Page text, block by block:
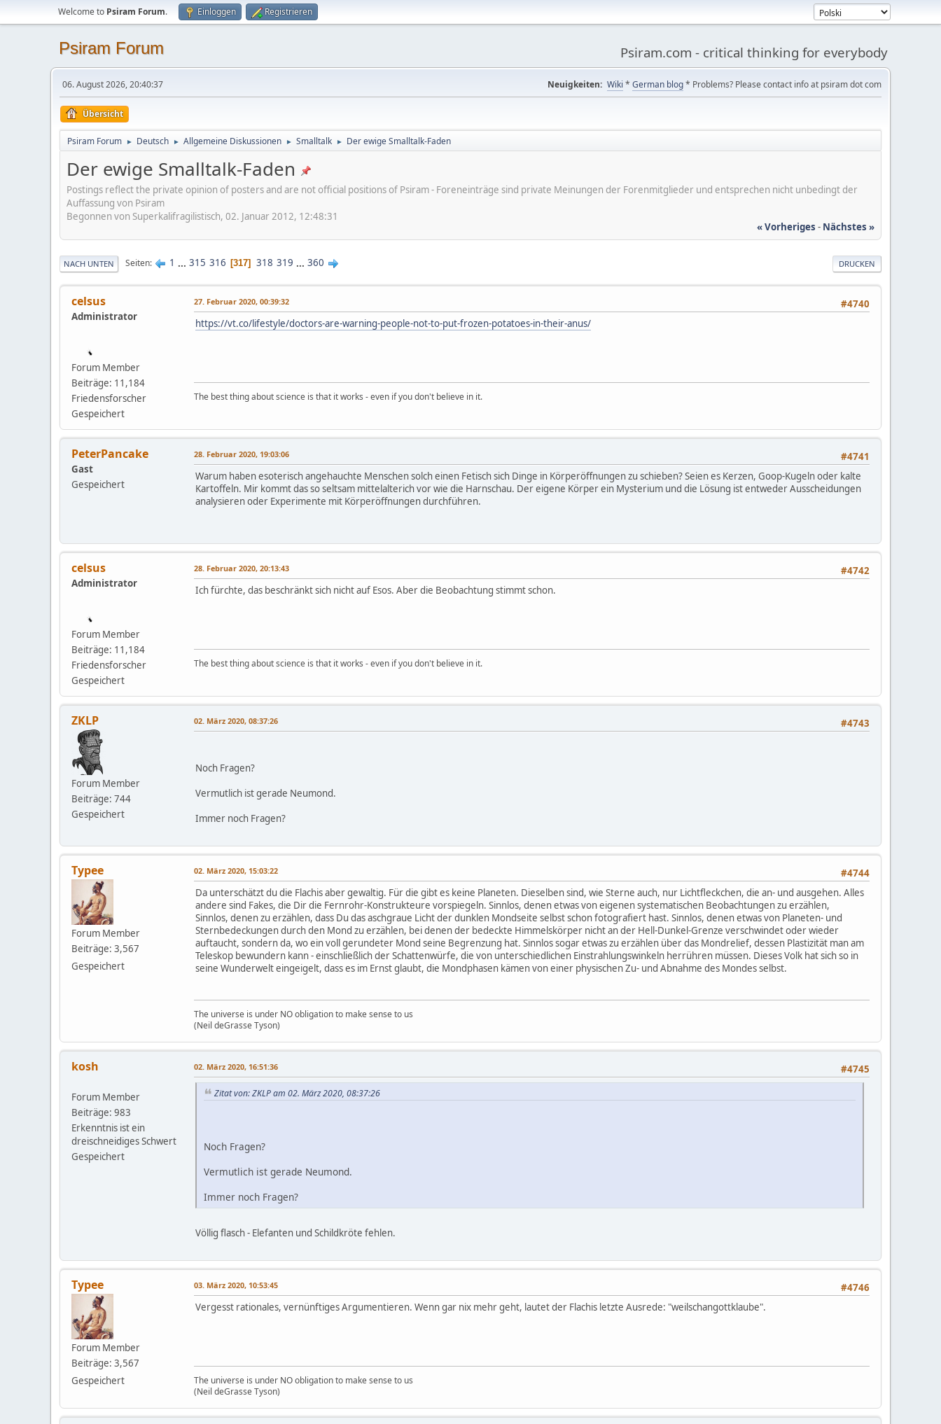
Welcome to Psiram Forum. Einloggen Registrieren
Psiram Forum Psiram.com - critical thinking for everybody
06. August 2026, 20:40:37 Neuigkeiten: Wiki * German blog* Problems? Please contact info at psiram dot com
Übersicht
Psiram Forum ► Deutsch ► Allgemeine Diskussionen ► Smalltalk ► Der ewige Smalltalk-Faden
Der ewige Smalltalk-Faden
Postings reflect the private opinion of posters and are not official positions of Psiram - Foreneinträge sind private Meinungen der Forenmitglieder und entsprechen nicht unbedingt der
Auffassung von Psiram
Begonnen von Superkalifragilistisch, 02. Januar 2012, 12:48:31
« Vorheriges - Nächstes »
DRUCKEN
NACH UNTEN Seiten 1 ... 315 316 317 318 319 ... 360
celsus
Administrator
Forum Member
Beiträge: 11,184
Friedensforscher
Gespeichert
#4740
27. Februar 2020, 00:39:32
https://vt.co/lifestyle/doctors-are-warning-people-not-to-put-frozen-potatoes-in-their-anus/
The best thing about science is that it works - even if you don't believe in it.
PeterPancake
Gast
Gespeichert
#4741
28. Februar 2020, 19:03:06
Warum haben esoterisch angehauchte Menschen solch einen Fetisch sich Dinge in Körperöffnungen zu schieben? Seien es Kerzen, Goop-Kugeln oder kalte
Kartoffeln. Mir kommt das so seltsam mittelalterich vor wie die Harnschau. Der eigene Körper ein Mysterium und die Lösung ist entweder Ausscheidungen
analysieren oder Experimente mit Körperöffnungen durchführen.
celsus
Administrator
Forum Member
Beiträge: 11,184
Friedensforscher
Gespeichert
#4742
28. Februar 2020, 20:13:43
Ich fürchte, das beschränkt sich nicht auf Esos. Aber die Beobachtung stimmt schon.
The best thing about science is that it works - even if you don't believe in it.
ZKLP
Forum Member
Beiträge: 744
Gespeichert
#4743
02. März 2020, 08:37:26
Noch Fragen?
Vermutlich ist gerade Neumond.
Immer noch Fragen?
Typee
Forum Member
Beiträge: 3,567
Gespeichert
#4744
02. März 2020, 15:03:22
Da unterschätzt du die Flachis aber gewaltig. Für die gibt es keine Planeten. Dieselben sind, wie Sterne auch, nur Lichtfleckchen, die an- und ausgehen. Alles
andere sind Fakes, die Dir die Fernrohr-Konstrukteure vorspiegeln. Sinnlos, denen etwas von eigenen systematischen Beobachtungen zu erzählen,
Sinnlos, denen zu erzählen, dass Du das aschgraue Licht der dunklen Mondseite selbst schon fotografiert hast. Sinnlos, denen etwas von Planeten- und
Sternbedeckungen durch den Mond zu erzählen, bei denen der bedeckte Himmelskörper nicht an der Hell-Dunkel-Grenze verschwindet oder wieder
auftaucht, sondern da, wo ein voll gerundeter Mond seine Begrenzung hat. Sinnlos sogar etwas zu erzählen über das Mondrelief, dessen Plastizität man am
Teleskop bewundern kann - einschließlich der Schattenwürfe, die von unterschiedlichen Einstrahlungswinkeln herrühren müssen. Dieses Volk hat sich so in
seine Wunderwelt eingeigelt, dass es im Ernst glaubt, die Mondphasen kämen von einer physischen Zu- und Abnahme des Mondes selbst.
The universe is under NO obligation to make sense to us
(Neil deGrasse Tyson)
kosh
Forum Member
Beiträge: 983
Erkenntnis ist ein
dreischneidiges Schwert
Gespeichert
#4745
02. März 2020, 16:51:36
Zitat von: ZKLP am 02. März 2020, 08:37:26
Noch Fragen?
Vermutlich ist gerade Neumond.
Immer noch Fragen?
Völlig flasch - Elefanten und Schildkröte fehlen.
Typee
Forum Member
Beiträge: 3,567
Gespeichert
#4746
03. März 2020, 10:53:45
Vergesst rationales, vernünftiges Argumentieren. Wenn gar nix mehr geht, lautet der Flachis letzte Ausrede: "weilschangottklaube".
The universe is under NO obligation to make sense to us
(Neil deGrasse Tyson)